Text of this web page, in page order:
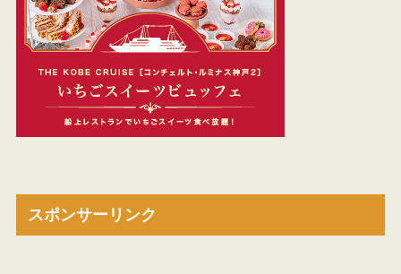
スポンサーリンク